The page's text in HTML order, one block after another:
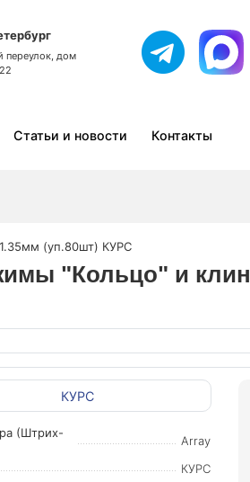
переулок, дом
Статьи и новости Контакты
(уп.80шт) КУРС
"Кольцо" и
КУРС
(Штрих-
Array
КУРС